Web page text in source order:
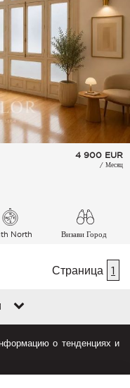
4 900 EUR
/ Месяц
North Визави Город
Страница 1
о тенденциях и